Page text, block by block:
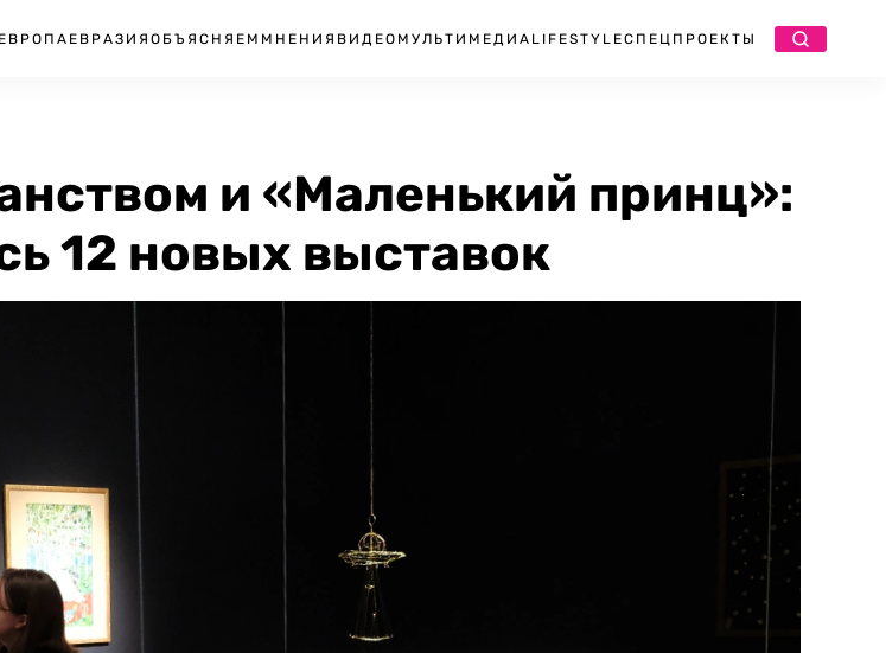
ЕВРОПА ЕВРАЗИЯ ОБЪЯСНЯЕМ МНЕНИЯ ВИДЕО МУЛЬТИМЕДИА LIFESTYLEСПЕЦПРОЕКТЫ
и «Маленький принц»:
12 новых выставок